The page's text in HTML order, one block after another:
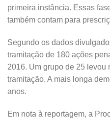
primeira instância. Essas
também contam para
Segundo os dados
tramitação de 180 ações
2016. Um grupo de 25 levou
tramitação. A mais longa
anos.
Em nota à reportagem, a